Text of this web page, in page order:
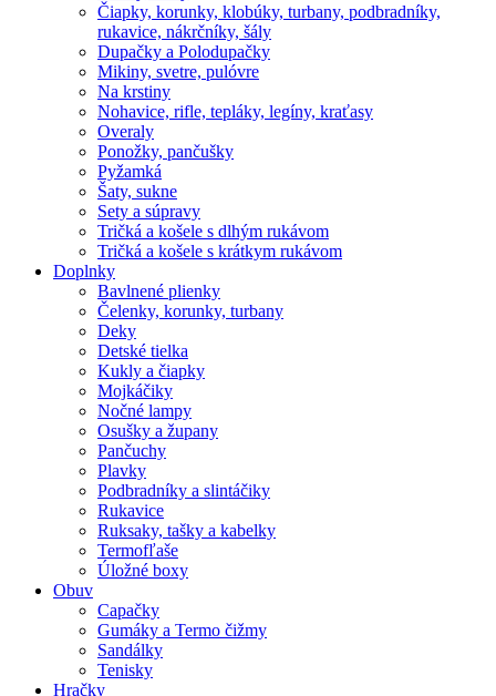
Čiapky, korunky, klobúky, turbany, podbradníky,
rukavice, nákrčníky, šály
Dupačky a Polodupačky
Mikiny, svetre, pulóvre
Na krstiny
Nohavice, rifle, tepláky, legíny, kraťasy
Overaly
Ponožky, pančušky
Pyžamká
Šaty, sukne
Sety a súpravy
Tričká a košele s dlhým rukávom
Tričká a košele s krátkym rukávom
Doplnky
Bavlnené plienky
Čelenky, korunky, turbany
Deky
Detské tielka
Kukly a čiapky
Mojkáčiky
Nočné lampy
Osušky a župany
Pančuchy
Plavky
Podbradníky a slintáčiky
Rukavice
Ruksaky, tašky a kabelky
Termofľaše
Úložné boxy
Obuv
Capačky
Gumáky a Termo čižmy
Sandálky
Tenisky
Hračky